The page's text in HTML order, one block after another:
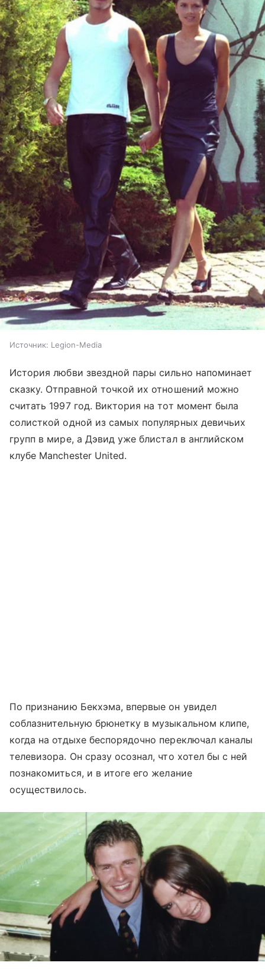
Источник: Legion-Media
История любви звездной пары сильно напоминает
сказку. Отправной точкой их отношений можно
считать 1997 год. Виктория на тот момент была
солисткой одной из самых популярных девичьих
групп в мире, а Дэвид уже блистал в английском
клубе Manchester United.
По признанию Бекхэма, впервые он увидел
соблазнительную брюнетку в музыкальном клипе,
когда на отдыхе беспорядочно переключал каналы
телевизора. Он сразу осознал, что хотел бы с ней
познакомиться, и в итоге его желание
осуществилось.